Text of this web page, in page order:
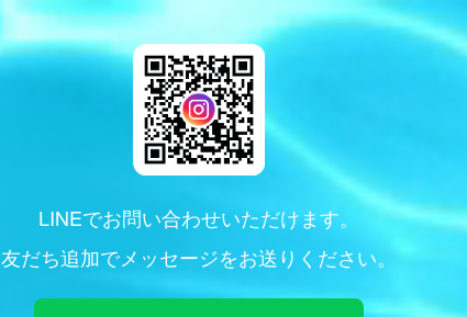
LINEでお問い合わせいただけます。
友だち追加でメッセージをお送りください。